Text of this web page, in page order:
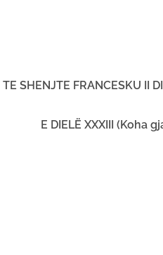
SHENJTE FRANCESKU II
E DIELË XXXIII (Koha